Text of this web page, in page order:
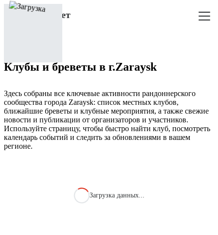
Клубы и бреветы в г.Zaraysk
Здесь собраны все ключевые активности рандоннерского
сообщества города Zaraysk: список местных клубов,
ближайшие бреветы и клубные мероприятия, а также свежие
новости и публикации от организаторов и участников.
Используйте страницу, чтобы быстро найти клуб, посмотреть
календарь событий и следить за обновлениями в вашем
регионе.
Загрузка данных...